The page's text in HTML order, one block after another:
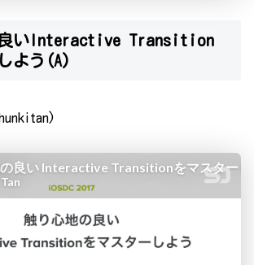
良いInteractive Transition
よう(A)